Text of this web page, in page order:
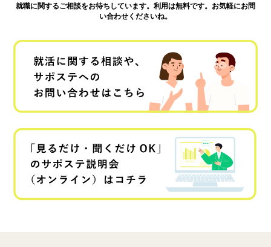
就職に関するご相談をお待ちしています。利用は無料です。お気軽にお問
い合わせくださいね。